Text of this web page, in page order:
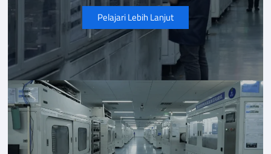
Pelajari Lebih Lanjut